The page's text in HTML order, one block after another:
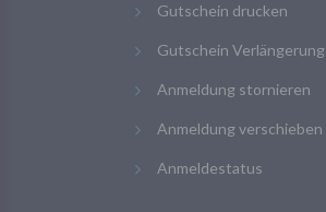
Gutschein drucken
Gutschein Verlängerung
Anmeldung stornieren
Anmeldung verschieben
Anmeldestatus